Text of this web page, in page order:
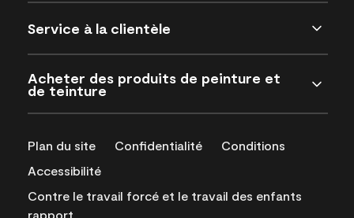
Service à la clientèle
Acheter des produits de peinture et
de teinture
Plan du site Confidentialité
Conditions
Accessibilité
Contre le travail forcé et le travail des enfants
rapport